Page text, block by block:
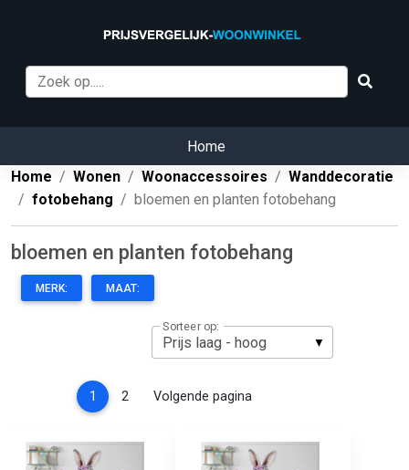
Home
Home
Wonen Woonaccessoires
Wanddecoratie
fotobehang
bloemen en planten fotobehang
bloemen en planten fotobehang
MERK: MAAT:
Sorteer op:
1 (current)
2 Volgende pagina